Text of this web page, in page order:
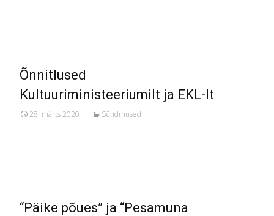
Õnnitlused
Kultuuriministeeriumilt ja EKL-lt
28. märts 2020 Sündmused
“Päike põues” ja “Pesamuna